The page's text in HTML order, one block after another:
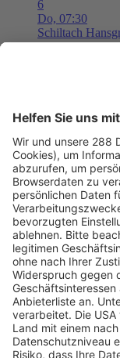
6
Do, 07:30
Schiltach
Museum für
AUG
6
08:00
Langen
Freizeit- und
einmaligen